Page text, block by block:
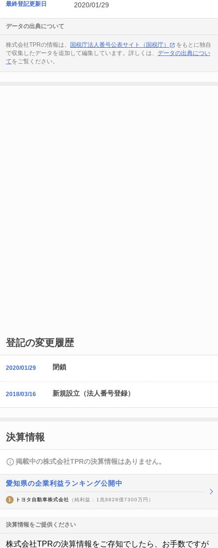
最終登記更新日 2020/01/29
データの出典について
株式会社TPRの情報は、 国税庁法人番号公表サイト（国税庁）
をもとに独自
で収集したデータを追加して編集しています。詳しくは、 データの出典につい
てをご覧ください。
登記の変更履歴
2020/01/29 閉鎖
2018/03/16 新規設立（法人番号登録）
決算情報
掲載中の株式会社TPRの決算情報はありません。
愛知県の企業利益ランキング公開中
1 トヨタ自動車株式会社 （純利益 : 1兆8828億7300万円）
決算情報をご提供ください
株式会社TPRの決算情報をご存知でしたら、お手数ですが